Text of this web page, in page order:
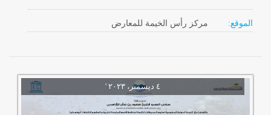
الموقع: مركز رأس الخيمة للمعارض